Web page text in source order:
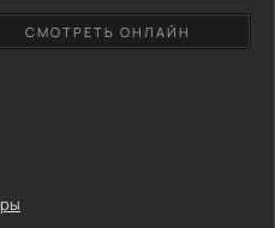
СМОТРЕТЬ ОНЛАЙН